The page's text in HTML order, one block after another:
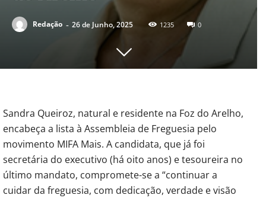
Redação - 26 de Junho, 2025 1235 0
Sandra Queiroz, natural e residente na Foz do Arelho,
encabeça a lista à Assembleia de Freguesia pelo
movimento MIFA Mais. A candidata, que já foi
secretária do executivo (há oito anos) e tesoureira no
último mandato, compromete-se a “continuar a
cuidar da freguesia, com dedicação, verdade e visão